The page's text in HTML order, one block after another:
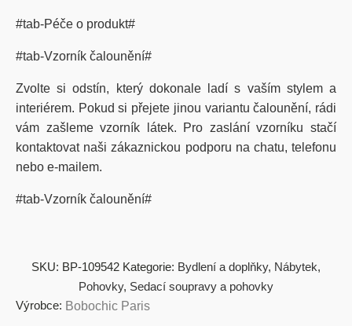
#tab-Péče o produkt#
#tab-Vzorník čalounění#
Zvolte si odstín, který dokonale ladí s vaším stylem a
interiérem. Pokud si přejete jinou variantu čalounění, rádi
vám zašleme vzorník látek. Pro zaslání vzorníku stačí
kontaktovat naši zákaznickou podporu na chatu, telefonu
nebo e-mailem.
#tab-Vzorník čalounění#
SKU: BP-109542 Kategorie: Bydlení a doplňky, Nábytek,
Pohovky, Sedací soupravy a pohovky
Výrobce: Bobochic Paris